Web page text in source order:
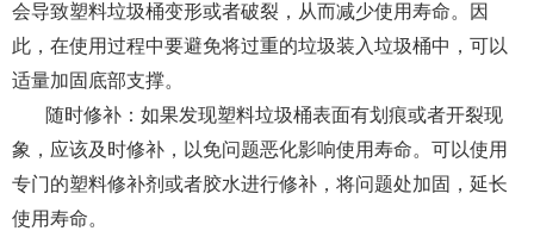
会导致塑料垃圾桶变形或者破裂，从而减少使用寿命。因
此，在使用过程中要避免将过重的垃圾装入垃圾桶中，可以
适量加固底部支撑。
随时修补：如果发现塑料垃圾桶表面有划痕或者开裂现
象，应该及时修补，以免问题恶化影响使用寿命。可以使用
专门的塑料修补剂或者胶水进行修补，将问题处加固，延长
使用寿命。